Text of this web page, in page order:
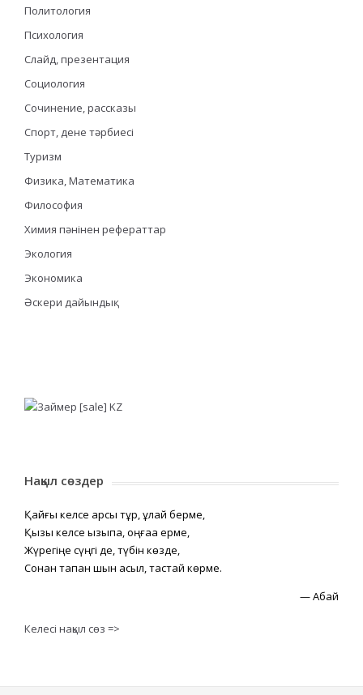
Политология
Психология
Слайд, презентация
Социология
Сочинение, рассказы
Спорт, дене тәрбиесі
Туризм
Физика, Математика
Философия
Химия пәнінен рефераттар
Экология
Экономика
Әскери дайындық
Нақыл сөздер
Қайғы келсе қарсы тұр, құлай берме,
Қызық келсе қызықпа, оңғаққа ерме,
Жүрегіңе сүңгі де, түбін көзде,
Сонан тапқан шын асыл, тастай көрме.
—Абай
Келесі нақыл сөз =>